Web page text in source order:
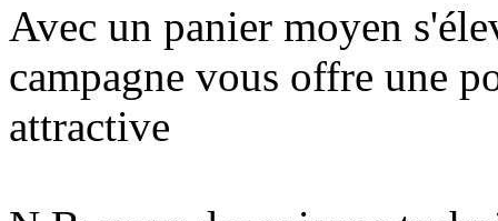
Avec un panier moyen
campagne vous offre une
attractive